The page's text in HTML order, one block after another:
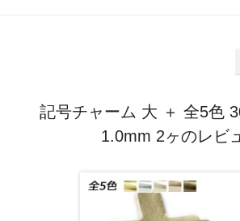
記号チャーム 大 ＋ 全5色
1.0mm 2ヶのレビ